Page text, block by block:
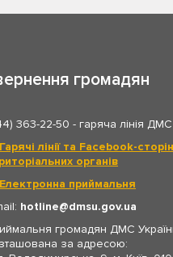
громадян
363-22-50 - гаряча лінія ДМС
Гарячі лінії та Facebook-
органів
Електронна приймальня
hotline
dmsu.gov.ua
громадян ДМС
за адресою: